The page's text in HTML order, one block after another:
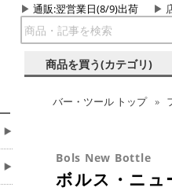
通販:翌営業日(8/9)出荷
商品を買う(カテゴリ)
バー・ツール トップ
Bols New Bottle
ボルス・ニュ